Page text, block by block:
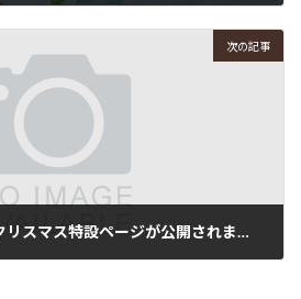
次の記事
【クリスマス2024】クリスマス特設ページが公開されました！